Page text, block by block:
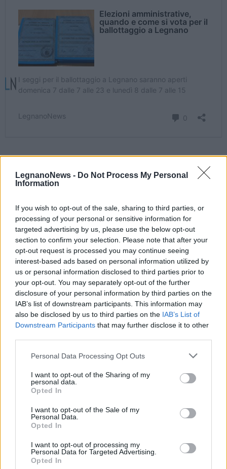
LegnanoNews - Do Not Process My Personal
Information
If you wish to opt-out of the sale, sharing to third parties, or
processing of your personal or sensitive information for
targeted advertising by us, please use the below opt-out
section to confirm your selection. Please note that after your
opt-out request is processed you may continue seeing
interest-based ads based on personal information utilized by
us or personal information disclosed to third parties prior to
your opt-out. You may separately opt-out of the further
disclosure of your personal information by third parties on the
IAB’s list of downstream participants. This information may
also be disclosed by us to third parties on the IAB’s List of
Downstream Participants that may further disclose it to other
Personal Data Processing Opt Outs
I want to opt-out of the Sharing of my
personal data.
Opted In
I want to opt-out of the Sale of my
Personal Data.
Opted In
I want to opt-out of processing my
Personal Data for Targeted Advertising.
Opted In
Via Confalonieri, 5
Castronno
Tutti gli eventi
diagosto
Valeria Arini
valeria.arini@legnanonews.com
Noi di LegnanoNews abbiamo a cuore l'informazione del
nostro territorio e cerchiamo di essere sempre in prima
PIÙ INFORMAZIONI SU
elezioni 2026 legnano
lorenzo radice
mario almici
legnano
LEGGI GLI ALTRI ARTICOLI DI